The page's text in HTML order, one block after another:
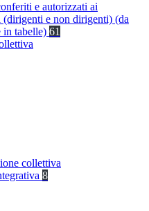
e autorizzati ai
(dirigenti e non dirigenti) (da
in tabelle) 61
collettiva
8